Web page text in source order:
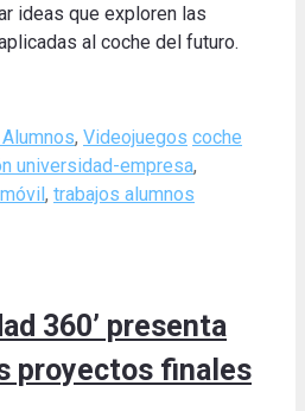
ideas que exploren las
al coche del futuro.
, Videojuegos Tags
coche
universidad-empresa,
, trabajos alumnos
360’ presenta
proyectos finales